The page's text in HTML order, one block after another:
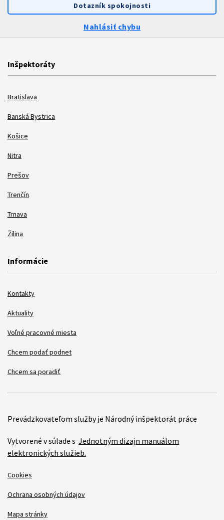
Dotazník spokojnosti
Nahlásiť chybu
Inšpektoráty
Bratislava
Banská Bystrica
Košice
Nitra
Prešov
Trenčín
Trnava
Žilina
Informácie
Kontakty
Aktuality
Voľné pracovné miesta
Chcem podať podnet
Chcem sa poradiť
Prevádzkovateľom služby je Národný inšpektorát práce
Vytvorené v súlade s Jednotným dizajn manuálom
elektronických služieb.
Cookies
Ochrana osobných údajov
Mapa stránky